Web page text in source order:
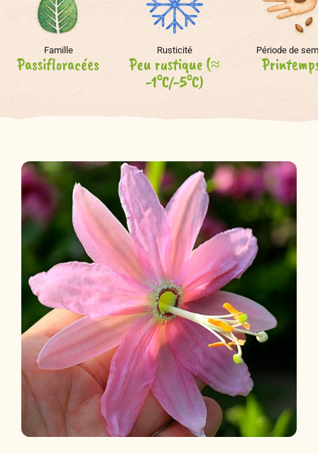
Famille
Passifloracées
Rusticité
Peu rustique (≈
-1°C/-5°C)
Période de